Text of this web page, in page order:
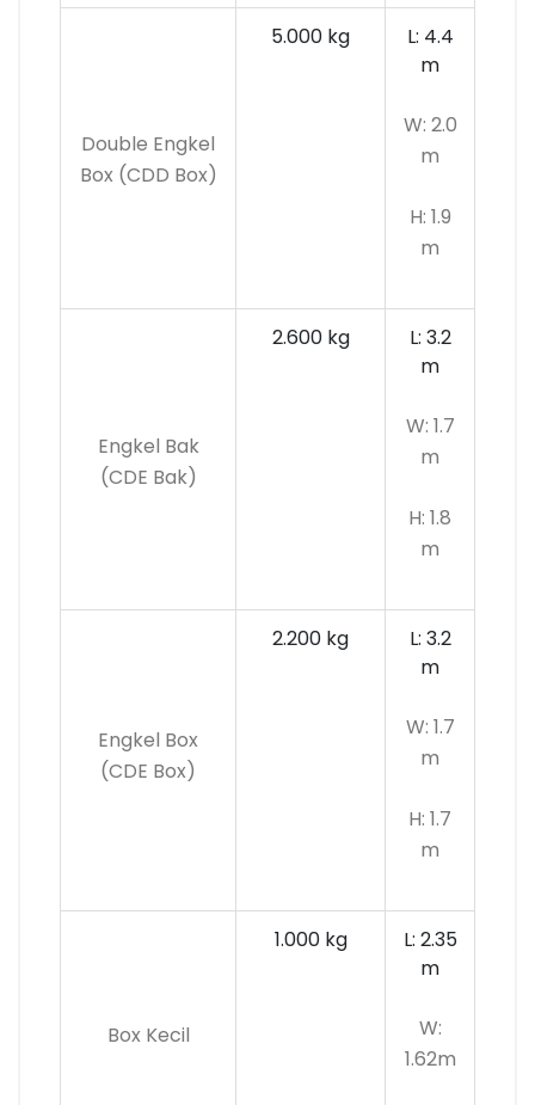
Double Engkel
Box (CDD Box)
5.000 kg
L: 4.4
m
W: 2.0
m
H: 1.9
m
Engkel Bak
(CDE Bak)
2.600 kg
L: 3.2
m
W: 1.7
m
H: 1.8
m
Engkel Box
(CDE Box)
2.200 kg
L: 3.2
m
W: 1.7
m
H: 1.7
m
Box Kecil
1.000 kg
L: 2.35
m
W:
1.62m